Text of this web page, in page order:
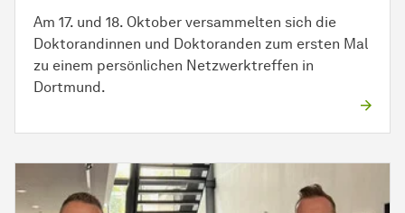
Am 17. und 18. Oktober versammelten sich die
Doktorandinnen und Doktoranden zum ersten Mal
zu einem persönlichen Netzwerktreffen in
Dortmund.